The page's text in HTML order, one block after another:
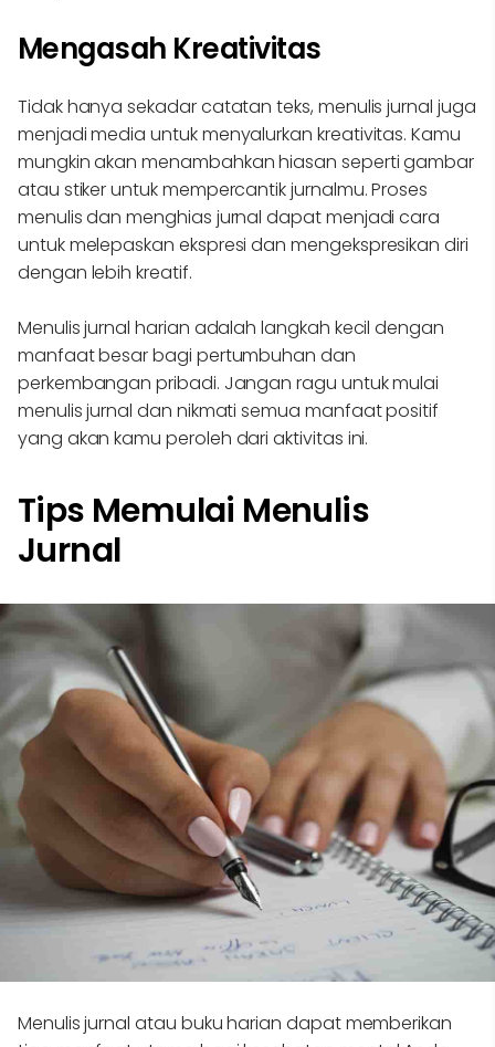
Mengasah Kreativitas
Tidak hanya sekadar catatan teks, menulis jurnal juga
menjadi media untuk menyalurkan kreativitas. Kamu
mungkin akan menambahkan hiasan seperti gambar
atau stiker untuk mempercantik jurnalmu. Proses
menulis dan menghias jurnal dapat menjadi cara
untuk melepaskan ekspresi dan mengekspresikan diri
dengan lebih kreatif.
Menulis jurnal harian adalah langkah kecil dengan
manfaat besar bagi pertumbuhan dan
perkembangan pribadi. Jangan ragu untuk mulai
menulis jurnal dan nikmati semua manfaat positif
yang akan kamu peroleh dari aktivitas ini.
Tips Memulai Menulis
Jurnal
Menulis jurnal atau buku harian dapat memberikan